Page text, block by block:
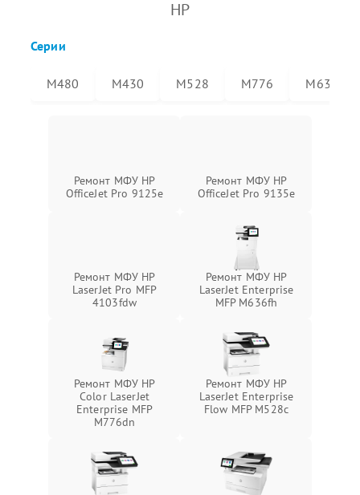
HP
Серии
M480 M430 M528 M776 M636
Ремонт МФУ HP
OfficeJet Pro 9125e
Ремонт МФУ HP
OfficeJet Pro 9135e
Ремонт МФУ HP
LaserJet Pro MFP
4103fdw
Ремонт МФУ HP
LaserJet Enterprise
MFP M636fh
Ремонт МФУ HP
Color LaserJet
Enterprise MFP
M776dn
Ремонт МФУ HP
LaserJet Enterprise
Flow MFP M528c